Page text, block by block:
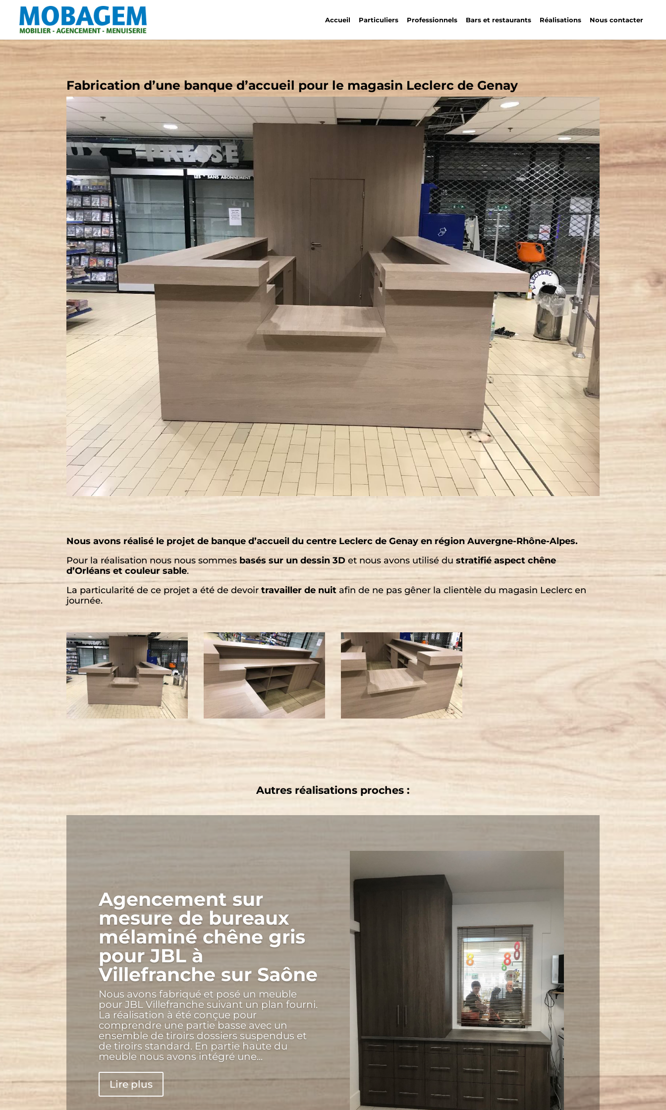
Accueil Particuliers Professionnels Bars et restaurants Réalisations Nous contacter
Fabrication d’une banque d’accueil pour le magasin Leclerc de Genay
Nous avons réalisé le projet de banque d’accueil du centre Leclerc de Genay en région Auvergne-Rhône-Alpes.
Pour la réalisation nous nous sommes basés sur un dessin 3D et nous avons utilisé dustratifié aspect chêne
d’Orléans et couleur sable.
La particularité de ce projet a été de devoir travailler de nuit afin de ne pas gêner la clientèle du magasin Leclerc en
journée.
Autres réalisations proches :
Agencement sur
mesure de bureaux
mélaminé chêne gris
pour JBL à
Villefranche sur Saône
Nous avons fabriqué et posé un meuble
pour JBL Villefranche suivant un plan fourni.
La réalisation à été conçue pour
comprendre une partie basse avec un
ensemble de tiroirs dossiers suspendus et
de tiroirs standard. En partie haute du
meuble nous avons intégré une...
Lire plus